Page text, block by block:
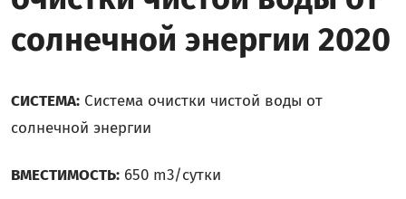
солнечной энергии 2020
СИСТЕМА: Система очистки чистой воды от
солнечной энергии
ВМЕСТИМОСТЬ: 650 m3/сутки